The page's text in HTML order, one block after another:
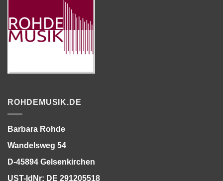
ROHDEMUSIK.DE
Barbara Rohde
Wandelsweg 54
D-45894 Gelsenkirchen
UST-IdNr: DE 291205518